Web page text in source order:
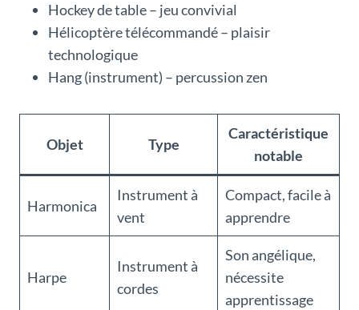
Hockey de table – jeu convivial
Hélicoptère télécommandé – plaisir
technologique
Hang (instrument) – percussion zen
Objet Type
Caractéristique
notable
Harmonica
Instrument à
vent
Compact, facile à
apprendre
Harpe
Instrument à
cordes
Son angélique,
nécessite
apprentissage